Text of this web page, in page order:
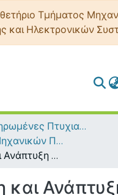
Τμήματος
και Ηλεκτρονικών
Ολοκληρωμένες Πτυχιακές - Διπλωματικές
Πτυχιακές Μηχανικών Πληροφορικής ΤΕ
Σχεδίαση και Ανάπτυξη Συστήματος Διαχείρισης Πρόσβασης Εργαζομένων και Εταιρικού Εξοπλισμού
και